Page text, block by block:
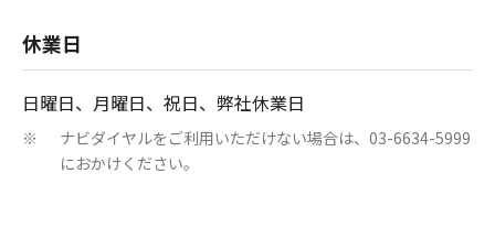
休業日
日曜日、月曜日、祝日、弊社休業日
※
ナビダイヤルをご利用いただけない場合は、03-6634-5999
におかけください。